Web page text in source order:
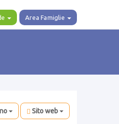
Area Famiglie
Sito web